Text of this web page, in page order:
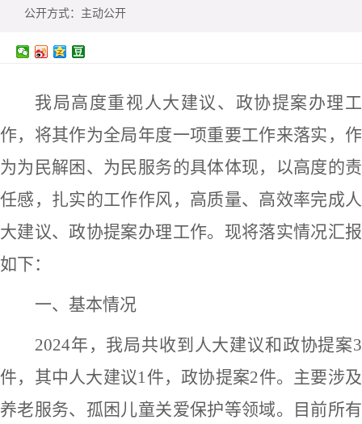
公开方式： 主动公开
我局高度重视人大建议、 政协提案办理工
作，将其作为全局年度一项重要工作来落实 ，作
为为民解困、为民服务的具体体现， 以高度的责
任感 ， 扎实的工作作风，高质量、高效率完成人
大建议、政协提案办理工作。现将落实情况汇报
如下：
一、基本情况
2024年，我局共收到人大建议和政协提案3
件， 其中人大建议1件，政协提案2件。 主要涉及
养老服务、孤困儿童关爱保护等领域。目前所有